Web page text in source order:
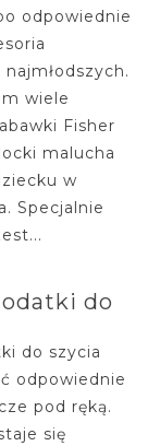
odpowiednie
wiele
Fisher
malucha
w
Specjalnie
do
do szycia
odpowiednie
pod ręką.
się